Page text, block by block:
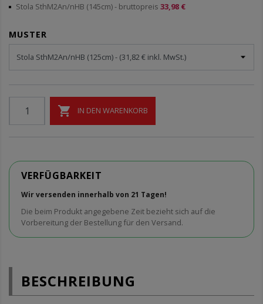
Stola SthM2An/nHB (145cm)- bruttopreis 33,98 €
MUSTER
 IN DEN WARENKORB
VERFÜGBARKEIT
Wir versenden innerhalb von 21 Tagen!
Die beim Produkt angegebene Zeit bezieht sich auf die
Vorbereitung der Bestellung für den Versand.
BESCHREIBUNG